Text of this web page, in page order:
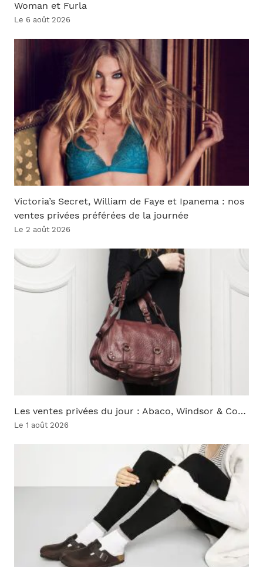
Woman et Furla
Le 6 août 2026
Victoria’s Secret, William de Faye et Ipanema : nos
ventes privées préférées de la journée
Le 2 août 2026
Les ventes privées du jour : Abaco, Windsor & Co…
Le 1 août 2026